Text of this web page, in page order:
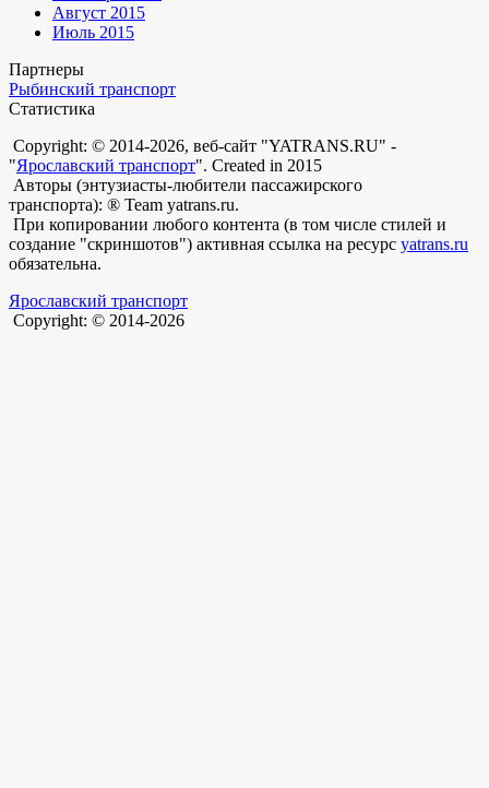
Август 2015
Июль 2015
Партнеры
Рыбинский транспорт
Статистика
Copyright: © 2014-2026, веб-сайт "YATRANS.RU" -
"Ярославский транспорт". Created in 2015
Авторы (энтузиасты-любители пассажирского
транспорта): ® Team yatrans.ru.
При копировании любого контента (в том числе стилей и
создание "скриншотов") активная ссылка на ресурс yatrans.ru
обязательна.
Ярославский транспорт
Copyright: © 2014-2026